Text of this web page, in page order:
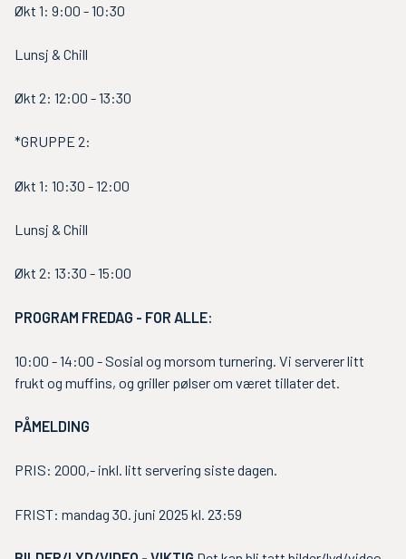
Økt 1: 9:00 - 10:30
Lunsj & Chill
Økt 2: 12:00 - 13:30
*GRUPPE 2:
Økt 1: 10:30 - 12:00
Lunsj & Chill
Økt 2: 13:30 - 15:00
PROGRAM FREDAG - FOR ALLE:
10:00 - 14:00 - Sosial og morsom turnering. Vi serverer litt
frukt og muffins, og griller pølser om været tillater det.
PÅMELDING
PRIS: 2000,- inkl. litt servering siste dagen.
FRIST: mandag 30. juni 2025 kl. 23:59